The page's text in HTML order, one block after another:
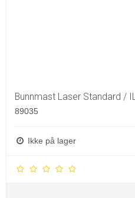
Bunnmast Laser Standard /
89035
Ikke på lager